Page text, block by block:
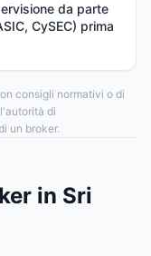
da parte
CySEC) prima
consigli normativi o di
di
un broker.
in Sri